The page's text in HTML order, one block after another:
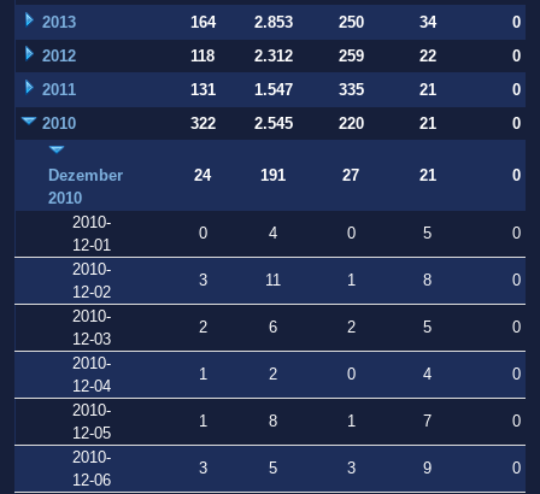
2013
164 2.853 250 34
0
2012
118 2.312 259 22
0
2011
131 1.547 335 21
0
2010
322 2.545 220 21 0
Dezember
2010
24 191 27 21 0
2010-
12-01
0 4 0 5
0
2010-
12-02
3 11 1 8
0
2010-
12-03
2 6 2 5
0
2010-
12-04
1 2 0 4
0
2010-
12-05
1 8 1 7
0
2010-
12-06
3 5 3 9
0